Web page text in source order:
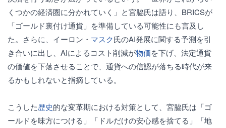
くつかの経済圏に分かれていく」と宮脇氏は語り、BRICSが
「ゴールド裏付け通貨」を準備している可能性にも言及し
た。さらに、イーロン・ マスク氏のAI発展に関する予測を引
き合いに出し、AIによるコスト削減が物価を下げ、法定通貨
の価値を下落させることで、通貨への信認が落ちる時代が来
るかもしれないと指摘している。
こうした歴史的な変革期における対策として、宮脇氏は「ゴ
ールドを味方につける」「ドルだけの安心感を捨てる」「地